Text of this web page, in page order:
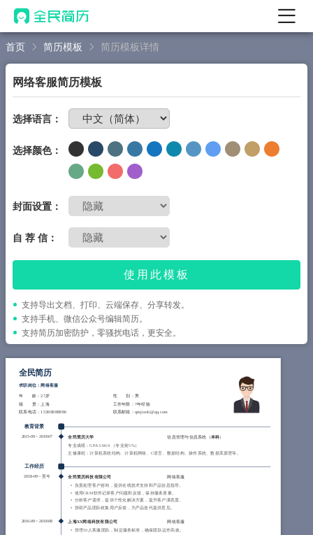
首页
AI 简历工具
AI 优化简历
AI 翻译简历
AI 诊断简历
AI 模拟面试
面试自我介绍
简历教程
登录 / 注册
首页 简历模板 简历模板详情
网络客服简历模板
选择语言：
选择颜色：
封面设置：
自 荐 信：
使用此模板
支持导出文档、打印、云端保存、分享转发。
支持手机、微信公众号编辑简历。
支持简历加密防护，零骚扰电话，更安全。
全民简历
求职岗位：网络客服
年 龄 ：27岁 性 别 ：男
籍 贯 ：上海 工作年限 ：7年经验
联系电话 ：15388888886 联系邮箱 ：qmjianli@qq.com
教育背景
2015-09~ 2018-07 全民简历大学 信息管理与信息系统（本科）
专业成绩：GPA 3.66/4 （专业前5%）
主修课程：计算机系统结构、计算机网络、C语言、数据结构、操作系统、数据库原理等。
工作经历
2018-09~ 至今 全民简历科技有限公司
网络客服
负责处理客户咨询，提供在线技术支持和产品信息指导。
使用CRM软件记录客户问题和反馈，保持服务质量。
分析客户需求，提供个性化解决方案，提升客户满意度。
协助产品团队收集用户反馈，为产品迭代提供意见。
2016-09~ 2018-08 上海XX网络科技有限公司 网络客服
管理10人客服团队，制定服务标准，确保团队运作高效。